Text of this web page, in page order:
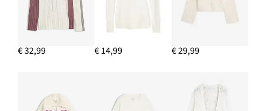
€ 32,99 € 14,99 € 29,99